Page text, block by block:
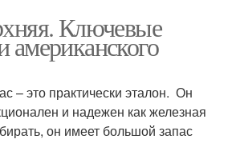
Ключевые
американского
– это практически эталон. Он
и надежен как железная
он имеет большой запас